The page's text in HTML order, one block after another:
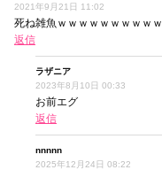
2021年9月21日 11:02
死ね雑魚ｗｗｗｗｗｗｗｗｗｗ
返信
ラザニア
2023年8月10日 00:33
お前エグ
返信
nnnnn
2025年12月24日 08:22